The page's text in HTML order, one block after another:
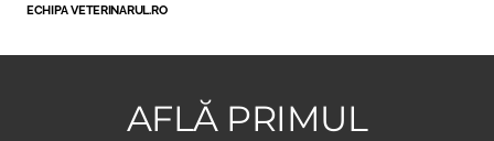
ECHIPA VETERINARUL.RO
AFLĂ PRIMUL